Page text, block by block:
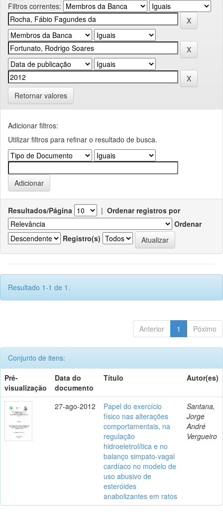
Filtros correntes:
Retornar valores
Adicionar filtros:
Utilizar filtros para refinar o resultado de busca.
Resultados/Página | Ordenar registros por
Ordenar
Registro(s)
Resultado 1-1 de 1.
Anterior 1 Póximo
Conjunto de itens:
Pré-
visualização
Data do
documento
Título Autor(es)
27-ago-2012
Papel do exercício
físico nas alterações
comportamentais, na
regulação
hidroeletrolítica e no
balanço simpato-vagal
cardíaco no modelo de
uso abusivo de
esteróides
anabolizantes em ratos
Santana,
Jorge
André
Vergueiro